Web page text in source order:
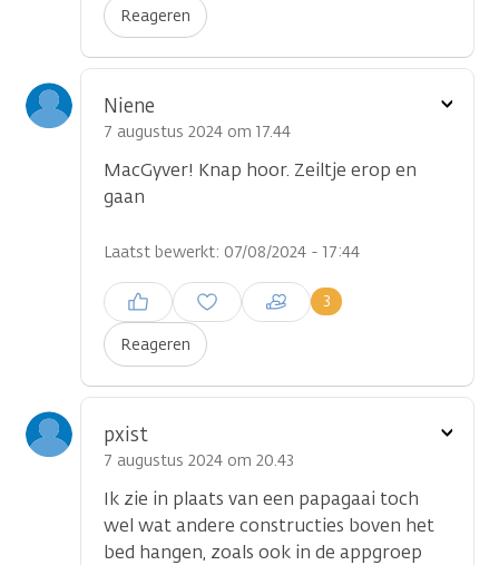
Reageren
Niene
7 augustus 2024 om 17.44
MacGyver! Knap hoor. Zeiltje erop en
gaan
Laatst bewerkt: 07/08/2024 - 17:44
Reageren
3
Inloggen om een reactie te
plaatsen
Toon
pxist
7 augustus 2024 om 20.43
Ik zie in plaats van een papagaai toch
wel wat andere constructies boven het
bed hangen, zoals ook in de appgroep
Toon